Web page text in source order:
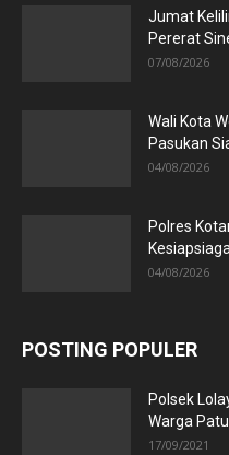
Jumat
Pererat
07/08/2026
Wali Kota
Pasukan
04/08/2026
Polres
04/08/2026
POSTING POPULER
Polsek
Warga
17/09/2021